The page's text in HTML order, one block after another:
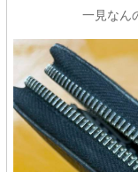
一見なん